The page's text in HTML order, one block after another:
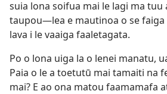
suia lona soifua mai le lagi ma tuu
taupou—lea e mautinoa o se faiga
lava i le vaaiga faaletagata.
Po o lona uiga la o lenei manatu,
Paia o le a toetutū mai tamaiti na
mai? E ao ona matou faamamafa